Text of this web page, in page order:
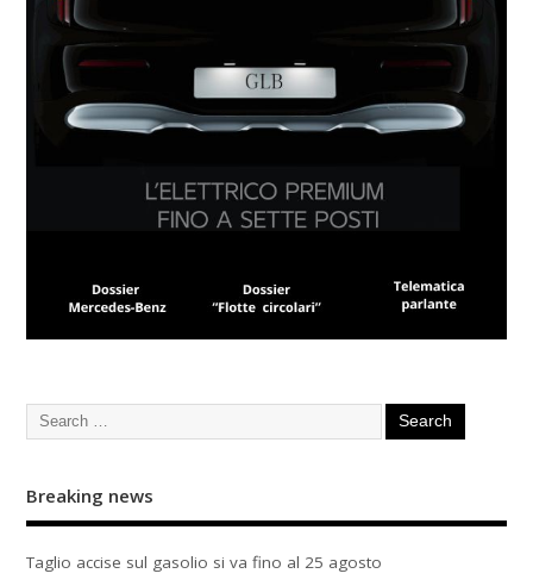
Breaking news
Taglio accise sul gasolio si va fino al 25 agosto